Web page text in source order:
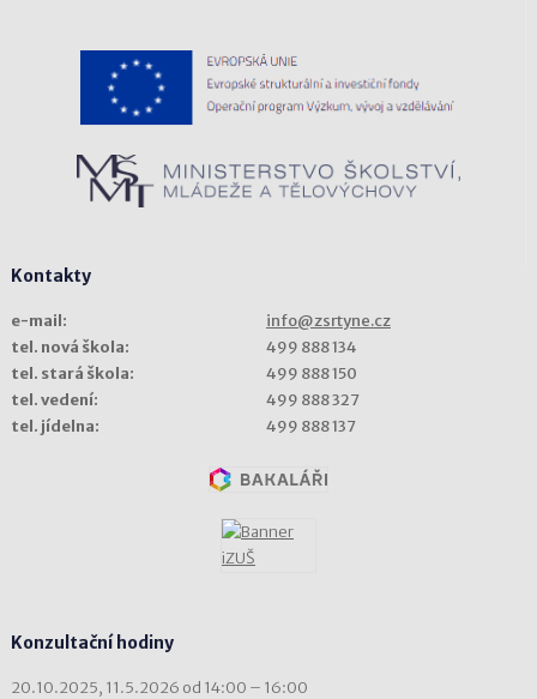
Kontakty
e-mail:
info@zsrtyne.cz
tel. nová škola:
499 888 134
tel. stará škola:
499 888 150
tel. vedení:
499 888 327
tel. jídelna:
499 888 137
Konzultační hodiny
20.10.2025, 11.5.2026 od 14:00 – 16:00